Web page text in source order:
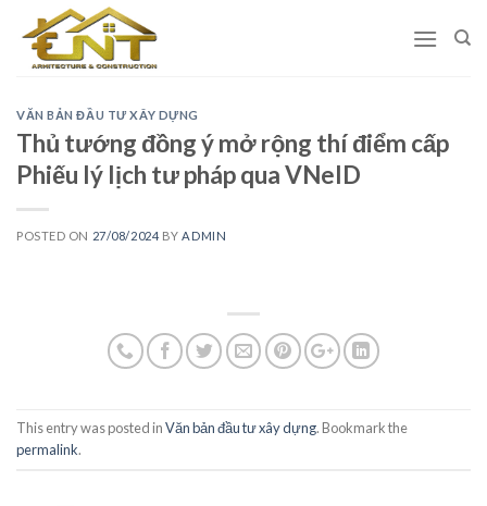
content
VĂN BẢN ĐẦU TƯ XÂY DỰNG
Thủ tướng đồng ý mở rộng thí điểm cấp
Phiếu lý lịch tư pháp qua VNeID
POSTED ON 27/08/2024 BY ADMIN
This entry was posted inVăn bản đầu tư xây dựng. Bookmark the
permalink.